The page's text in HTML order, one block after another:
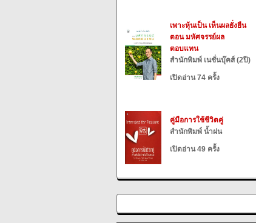
เพาะหุ้นเป็น เห็นผลยั่งยืน
ตอน มหัศจรรย์ผล
ตอบแทน
สำนักพิมพ์ เนชั่นบุ๊คส์ (2ปี)
เปิดอ่าน 74 ครั้ง
คู่มือการใช้ชีวิตคู่
สำนักพิมพ์ น้ำฝน
เปิดอ่าน 49 ครั้ง